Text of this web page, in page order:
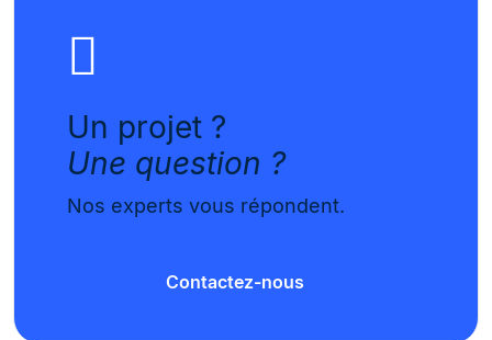
Un projet ?
Une question ?
Nos experts vous répondent.
Contactez-nous